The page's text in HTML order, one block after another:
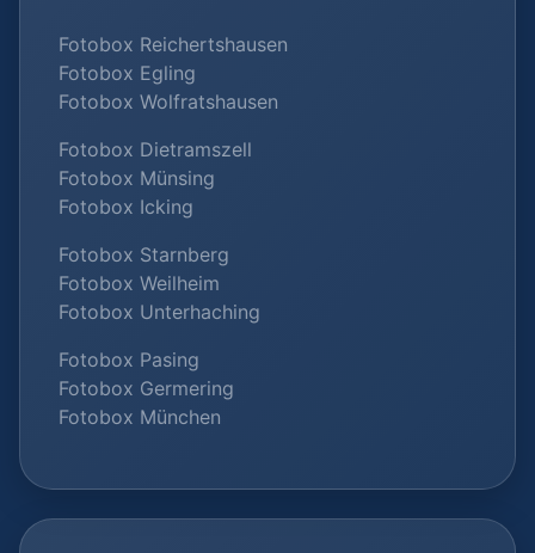
Fotobox Reichertshausen
Fotobox Egling
Fotobox Wolfratshausen
Fotobox Dietramszell
Fotobox Münsing
Fotobox Icking
Fotobox Starnberg
Fotobox Weilheim
Fotobox Unterhaching
Fotobox Pasing
Fotobox Germering
Fotobox München